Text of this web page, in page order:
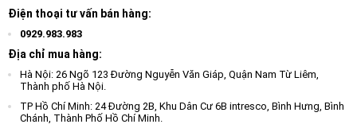
Điện thoại tư vấn bán hàng:
0929.983.983
Địa chỉ mua hàng:
Hà Nội: 26 Ngõ 123 Đường Nguyễn Văn Giáp, Quận Nam Từ Liêm,
Thành phố Hà Nội.
TP Hồ Chí Minh: 24 Đường 2B, Khu Dân Cư 6B intresco, Bình Hưng, Bình
Chánh, Thành Phố Hồ Chí Minh.